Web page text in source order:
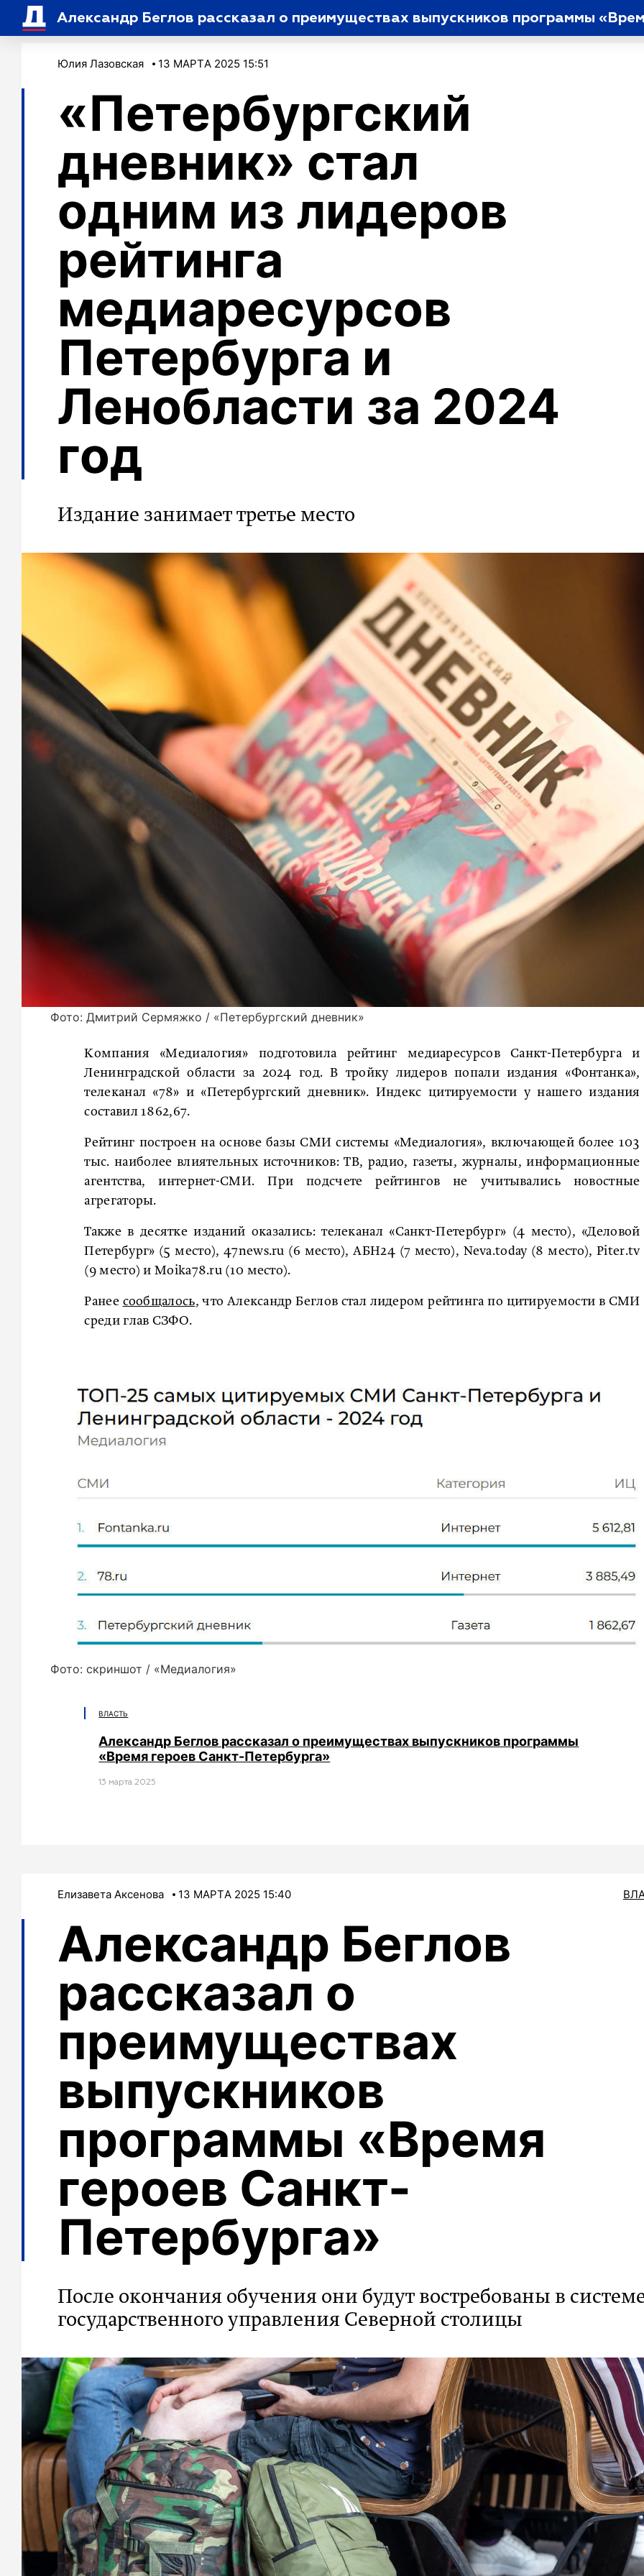
Александр Беглов рассказал о преимуществах выпускников программы
Юлия Лазовская 13 МАРТA 2025 15:51
«Петербургский
дневник» стал
одним из лидеров
рейтинга
медиаресурсов
Петербурга и
Ленобласти за 2024
год
Издание занимает третье место
Фото: Дмитрий Сермяжко / «Петербургский дневник»
Компания «Медиалогия» подготовила рейтинг медиаресурсов Санкт-Петербурга и
Ленинградской области за 2024 год. В тройку лидеров попали издания «Фонтанка»,
телеканал «78» и «Петербургский дневник». Индекс цитируемости у нашего издания
составил 1862,67.
Рейтинг построен на основе базы СМИ системы «Медиалогия», включающей более 103
тыс. наиболее влиятельных источников: ТВ, радио, газеты, журналы, информационные
агентства, интернет-СМИ. При подсчете рейтингов не учитывались новостные
агрегаторы.
Также в десятке изданий оказались: телеканал «Санкт-Петербург» (4 место), «Деловой
Петербург» (5 место), 47news.ru (6 место), АБН24 (7 место), Neva.today (8 место), Piter.tv
(9 место) и Moika78.ru (10 место).
Ранее сообщалось, что Александр Беглов стал лидером рейтинга по цитируемости в СМИ
среди глав СЗФО.
Фото: скриншот / «Медиалогия»
ВЛАСТЬ
Александр Беглов рассказал о преимуществах выпускников программы
«Время героев Санкт-Петербурга»
13 мартa 2025
Елизавета Аксенова 13 МАРТA 2025 15:40
Александр Беглов
рассказал о
преимуществах
выпускников
программы «Время
героев Санкт-
Петербурга»
После окончания обучения они будут востребованы в
государственного управления Северной столицы